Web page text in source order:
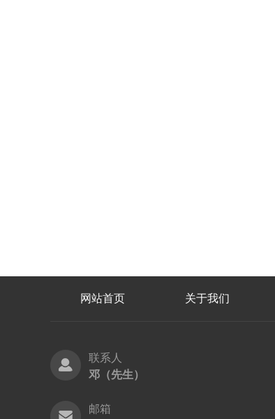
网站首页 关于我们
联系人
邓（先生）
邮箱